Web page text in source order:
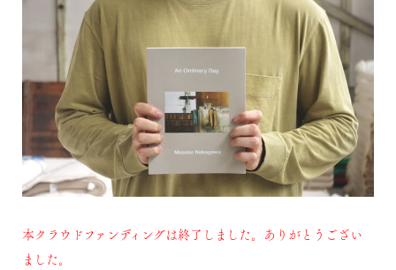
本クラウドファンディングは終了しました。ありがとうござい
ました。